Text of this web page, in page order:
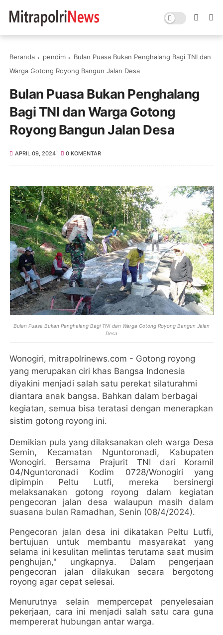
Beranda pendim
Bulan Puasa Bukan Penghalang Bagi TNI dan
Warga Gotong Royong Bangun Jalan Desa
Bulan Puasa Bukan Penghalang
Bagi TNI dan Warga Gotong
Royong Bangun Jalan Desa
APRIL 09, 2024 0 KOMENTAR
Bulan Puasa Bukan Penghalang Bagi TNI dan Warga Gotong Royong Bangun Jalan
Desa
Wonogiri, mitrapolrinews.com - Gotong royong
yang merupakan ciri khas Bangsa Indonesia
diyakini menjadi salah satu perekat silaturahmi
diantara anak bangsa. Bahkan dalam berbagai
kegiatan, semua bisa teratasi dengan menerapkan
sistim gotong royong ini.
Demikian pula yang dilaksanakan oleh warga Desa
Semin, Kecamatan Nguntoronadi, Kabupaten
Wonogiri. Bersama Prajurit TNI dari Koramil
04/Nguntoronadi Kodim 0728/Wonogiri yang
dipimpin Peltu Lutfi, mereka bersinergi
melaksanakan gotong royong dalam kegiatan
pengecoran jalan desa walaupun masih dalam
suasana bulan Ramadhan, Senin (08/4/2024).
Pengecoran jalan desa ini dikatakan Peltu Lutfi,
bertujuan untuk membantu masyarakat yang
selama ini kesulitan melintas terutama saat musim
penghujan," ungkapnya. Dalam pengerjaan
pengecoran jalan dilakukan secara bergotong
royong agar cepat selesai.
Menurutnya selain mempercepat penyelesaian
pekerjaan, cara ini menjadi salah satu cara guna
mempererat hubungan antar warga.